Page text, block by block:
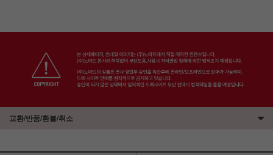
교환/반품/환불/취소